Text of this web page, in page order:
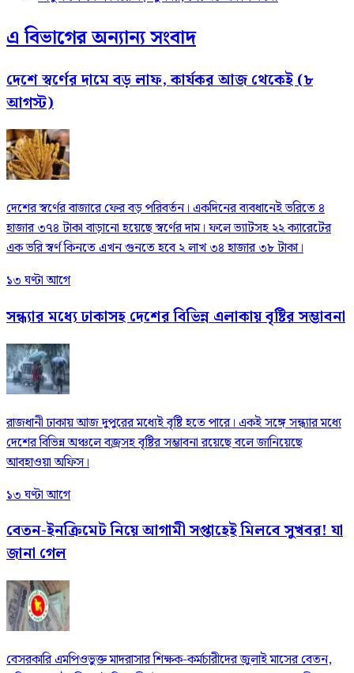
এ বিভাগের অন্যান্য সংবাদ
দেশে স্বর্ণের দামে বড় লাফ, কার্যকর আজ থেকেই (৮
আগস্ট)
দেশের স্বর্ণের বাজারে ফের বড় পরিবর্তন। একদিনের ব্যবধানেই ভরিতে ৪
হাজার ৩৭৪ টাকা বাড়ানো হয়েছে স্বর্ণের দাম। ফলে ভ্যাটসহ ২২ ক্যারেটের
এক ভরি স্বর্ণ কিনতে এখন গুনতে হবে ২ লাখ ৩৪ হাজার ৩৮ টাকা।
১৩ ঘণ্টা আগে
সন্ধ্যার মধ্যে ঢাকাসহ দেশের বিভিন্ন এলাকায় বৃষ্টির সম্ভাবনা
রাজধানী ঢাকায় আজ দুপুরের মধ্যেই বৃষ্টি হতে পারে। একই সঙ্গে সন্ধ্যার মধ্যে
দেশের বিভিন্ন অঞ্চলে বজ্রসহ বৃষ্টির সম্ভাবনা রয়েছে বলে জানিয়েছে
আবহাওয়া অফিস।
১৩ ঘণ্টা আগে
বেতন-ইনক্রিমেট নিয়ে আগামী সপ্তাহেই মিলবে সুখবর! যা
জানা গেল
বেসরকারি এমপিওভুক্ত মাদরাসার শিক্ষক-কর্মচারীদের জুলাই মাসের বেতন,